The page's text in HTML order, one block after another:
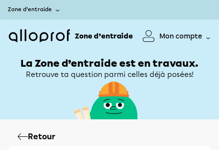
Zone d’entraide
Zone d’entraide Mon compte
La Zone d’entraide est en travaux.
Retrouve ta question parmi celles déjà posées!
Retour